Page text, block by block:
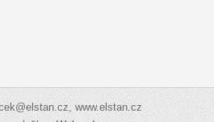
www.elstan.cz